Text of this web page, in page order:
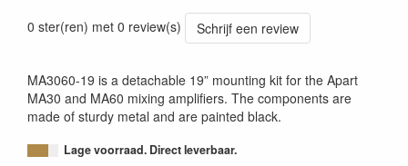
0 ster(ren) met 0 review(s)
Schrijf een review
MA3060-19 is a detachable 19” mounting kit for the Apart
MA30 and MA60 mixing amplifiers. The components are
made of sturdy metal and are painted black.
Lage voorraad. Direct leverbaar.